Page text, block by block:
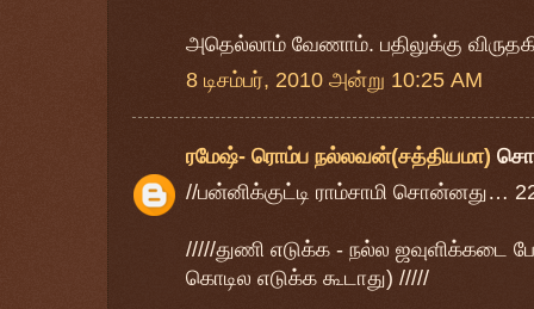
அதெல்லாம் வேணாம். பதிலுக்கு
8 டிசம்பர், 2010 அன்று 10:25 AM
ரமேஷ்- ரொம்ப நல்லவன்(சத்தியமா)
//பன்னிக்குட்டி ராம்சாமி சொன்னது…
/////துணி எடுக்க - நல்ல ஜவுளிக்கடை
கொடில எடுக்க கூடாது) /////